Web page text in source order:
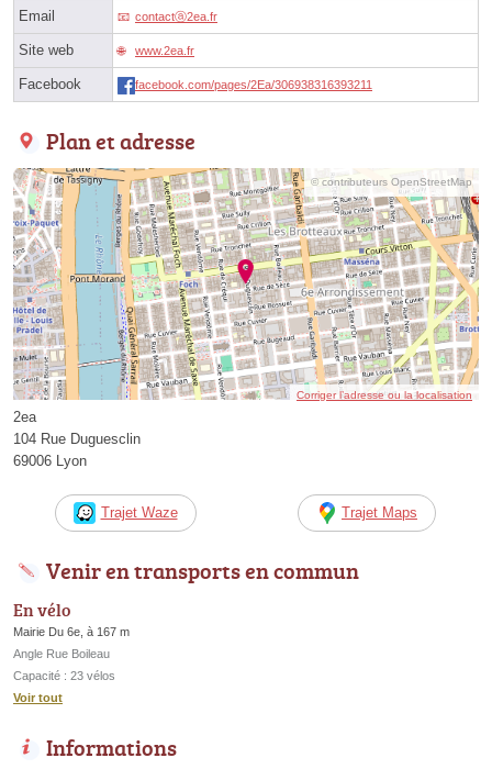
Email contactⓐ2ea.fr
Site web www.2ea.fr
Facebook facebook.com/pages/2Ea/306938316393211
Plan et adresse
© contributeurs OpenStreetMap
Corriger l’adresse ou la localisation
2ea
104 Rue Duguesclin
69006 Lyon
Trajet Waze Trajet Maps
Venir en transports en commun
En vélo
Mairie Du 6e, à 167 m
Angle Rue Boileau
Capacité : 23 vélos
Voir tout
Informations